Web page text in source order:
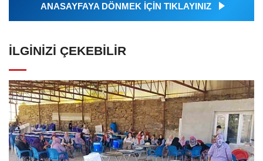
ANASAYFAYA DÖNMEK İÇİN TIKLAYINIZ
İLGINIZI ÇEKEBILIR